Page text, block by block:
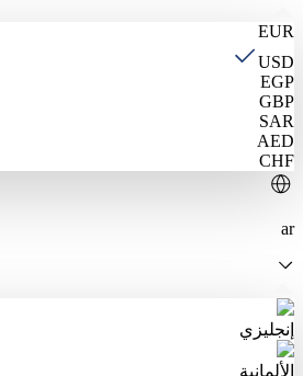
EUR
USD
EGP
GBP
SAR
AED
CHF
ar
إنجليزي
الألمانية